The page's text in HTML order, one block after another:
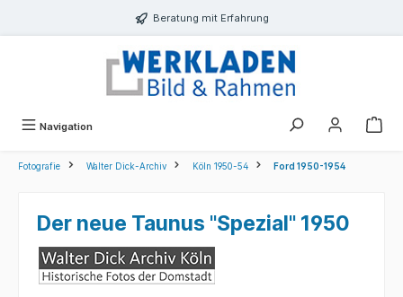
Beratung mit Erfahrung
Navigation
Fotografie Walter Dick-Archiv Köln 1950-54 Ford 1950-1954
Der neue Taunus "Spezial" 1950